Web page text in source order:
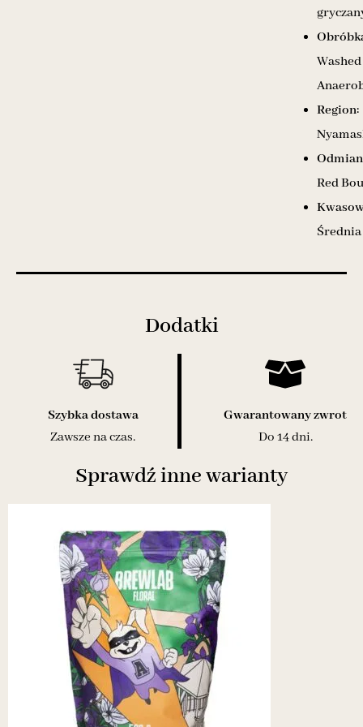
Washed
Region:
Red
Średnia
Dodatki
Szybka dostawa
Zawsze na czas.
Gwarantowany zwrot
Do 14 dni.
Sprawdź inne warianty